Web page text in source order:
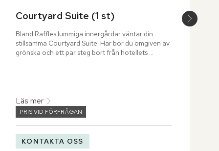
Courtyard Suite (1 st)
Bland Raffles lummiga innergårdar väntar din
stillsamma Courtyard Suite. Här bor du omgiven av
grönska och ett par steg bort från hotellets
Läs mer
PRIS VID FÖRFRÅGAN
KONTAKTA OSS